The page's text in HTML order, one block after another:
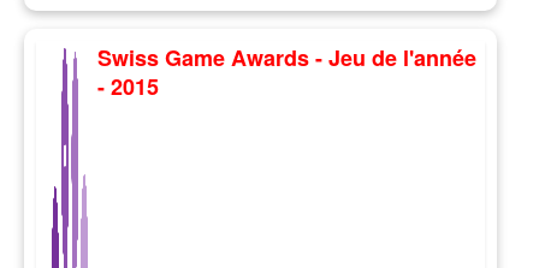
Swiss Game Awards - Jeu de l'année
- 2015